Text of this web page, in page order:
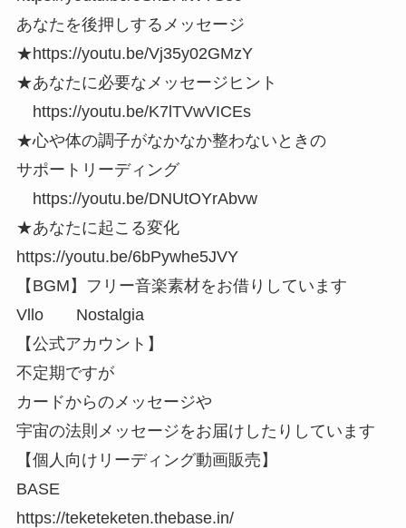
あなたを後押しするメッセージ
★https://youtu.be/Vj35y02GMzY
★あなたに必要なメッセージヒント
https://youtu.be/K7lTVwVICEs
★心や体の調子がなかなか整わないときの
サポートリーディング
https://youtu.be/DNUtOYrAbvw
★あなたに起こる変化
https://youtu.be/6bPywhe5JVY
【BGM】フリー音楽素材をお借りしています
Vllo Nostalgia
【公式アカウント】
不定期ですが
カードからのメッセージや
宇宙の法則メッセージをお届けしたりしています
【個人向けリーディング動画販売】
BASE
https://teketeketen.thebase.in/